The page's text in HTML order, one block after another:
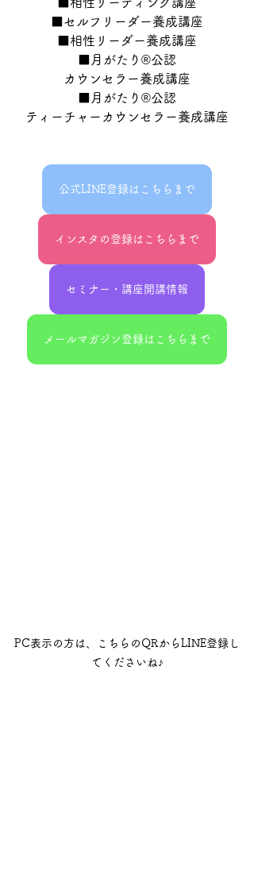
■セルフリーダー養成講座
■相性リーダー養成講座
■月がたり®公認
カウンセラー養成講座
■月がたり®公認
ティーチャーカウンセラー養成講座
公式LINE登録はこちらまで
インスタの登録はこちらまで
セミナー・講座開講情報
メールマガジン登録はこちらまで
PC表示の方は、こちらのQRからLINE登録し
てくださいね♪